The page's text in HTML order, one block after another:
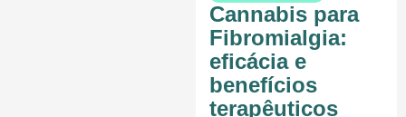
Cannabis para
Fibromialgia:
eficácia e
benefícios
terapêuticos